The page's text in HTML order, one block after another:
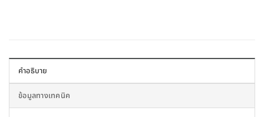
คำอธิบาย
ข้อมูลทางเทคนิค